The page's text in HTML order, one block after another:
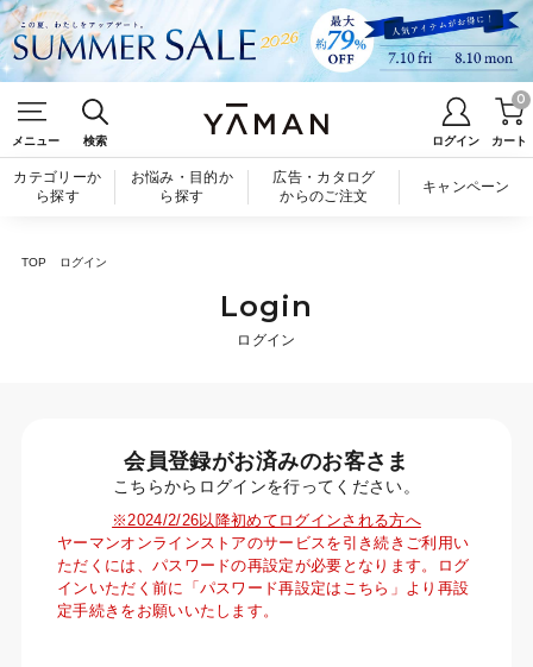
メニュー 検索 ログイン カート
0
カテゴリーか
ら探す
お悩み・目的か
ら探す
広告・カタログ
からのご注文
キャンペーン
TOP ログイン
Login
ログイン
会員登録がお済みのお客さま
こちらからログインを行ってください。
※2024/2/26以降初めてログインされる方へ
ヤーマンオンラインストアのサービスを引き続きご利用い
ただくには、パスワードの再設定が必要となります。ログ
インいただく前に「パスワード再設定はこちら」より再設
定手続きをお願いいたします。